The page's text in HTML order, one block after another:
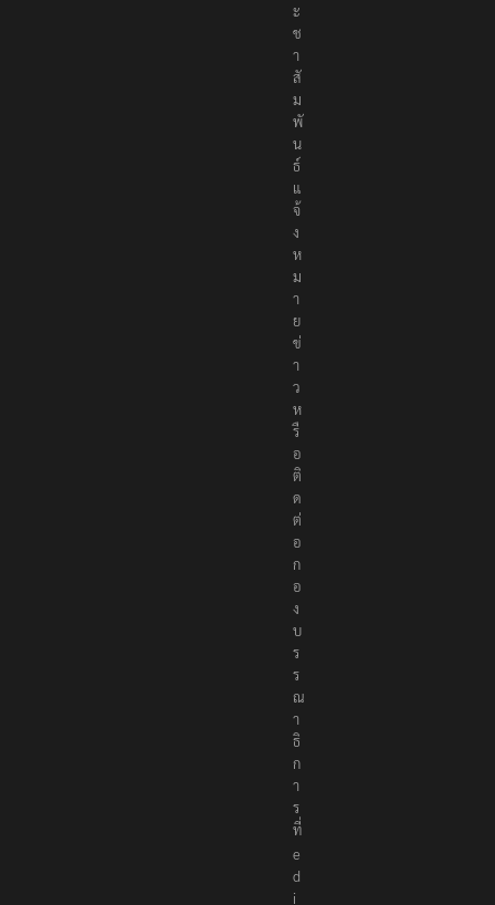
ร
ะ
ช
า
สั
ม
พั
น
ธ์
แ
จ้
ง
ห
ม
า
ย
ข่
า
ว
ห
รื
อ
ติ
ด
ต่
อ
ก
อ
ง
บ
ร
ร
ณ
า
ธิ
ก
า
ร
ที่
e
d